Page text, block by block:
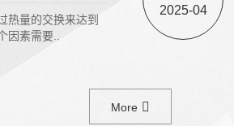
热量的交换来达到
因素需要..
2025-04
More